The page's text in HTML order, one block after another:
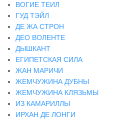
ВОГИЕ ТЕИЛ
ГУД ТЭЙЛ
ДЕ ЖА СТРОН
ДЕО ВОЛЕНТЕ
ДЫШКАНТ
ЕГИПЕТСКАЯ СИЛА
ЖАН МАРИЧИ
ЖЕМЧУЖИНА ДУБНЫ
ЖЕМЧУЖИНА КЛЯЗЬМЫ
ИЗ КАМАРИЛЛЫ
ИРХАН ДЕ ЛОНГИ